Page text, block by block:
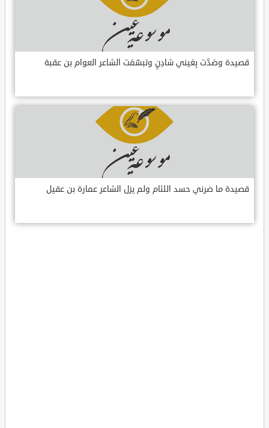
قصيدة وصَدَّت بِعَيني شادِنٍ وتبسّمَت الشاعر العوام بن عقبة
قصيدة ما ضرني حسد اللئام ولم يزل الشاعر عمارة بن عقيل